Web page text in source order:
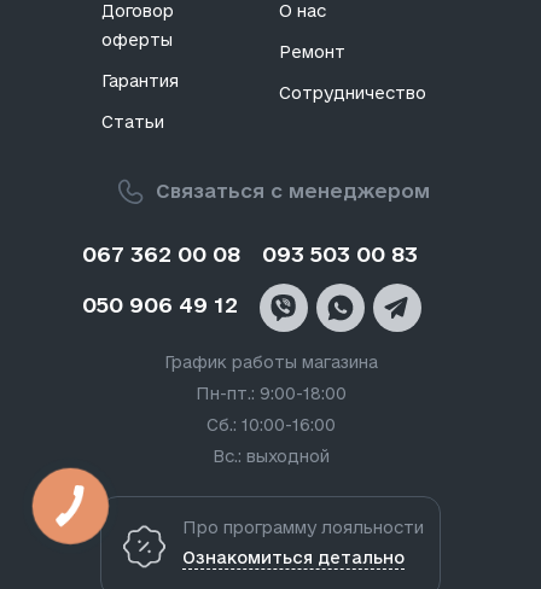
Связаться с менеджером
067 362 00 08 093 503 00 83
050 906 49 12
График работы магазина
Пн-пт.: 9:00-18:00
Сб.: 10:00-16:00
Вс.: выходной
Договор
оферты
Гарантия
Статьи
О нас
Ремонт
Сотрудничество
Про программу лояльности
Ознакомиться детально